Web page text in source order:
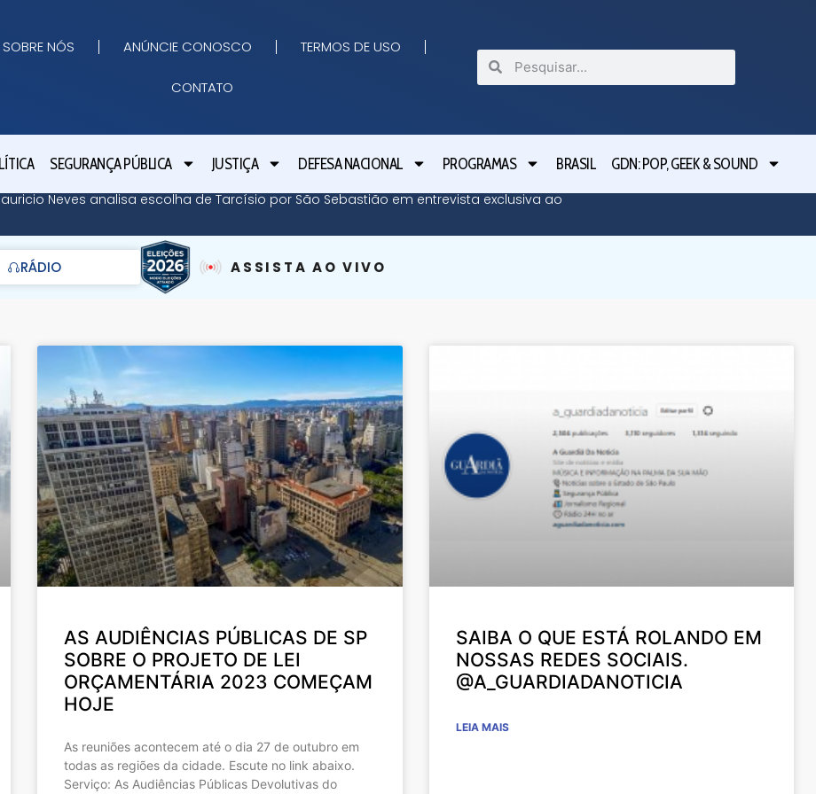
SOBRE NÓS ANÚNCIE CONOSCO TERMOS DE USO
CONTATO
SEGURANÇA PÚBLICA JUSTIÇA DEFESA NACIONAL PROGRAMAS BRASIL GDN: POP, GEEK & SOUND
Neves analisa escolha de Tarcísio por São Sebastião em entrevista exclusiva ao
RÁDIO ASSISTA AO VIVO
AS AUDIÊNCIAS PÚBLICAS DE SP
SOBRE O PROJETO DE LEI
ORÇAMENTÁRIA 2023 COMEÇAM
HOJE
As reuniões acontecem até o dia 27 de outubro em
todas as regiões da cidade. Escute no link abaixo.
Serviço: As Audiências Públicas Devolutivas do
SAIBA O QUE ESTÁ ROLANDO EM
NOSSAS REDES SOCIAIS.
@A_GUARDIADANOTICIA
LEIA MAIS